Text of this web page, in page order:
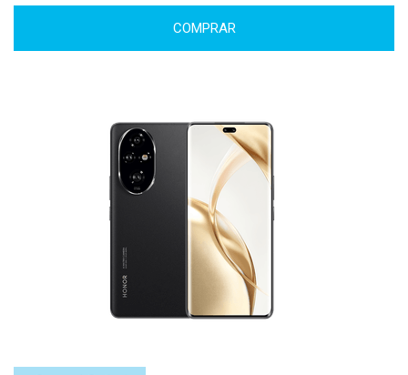
COMPRAR